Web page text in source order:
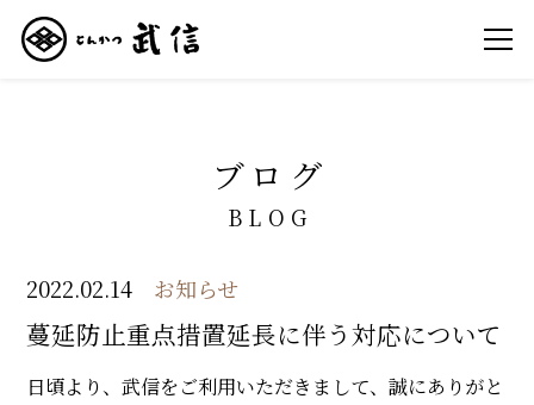
ブログ
BLOG
2022.02.14 お知らせ
蔓延防止重点措置延長に伴う対応について
日頃より、武信をご利用いただきまして、誠にありがと